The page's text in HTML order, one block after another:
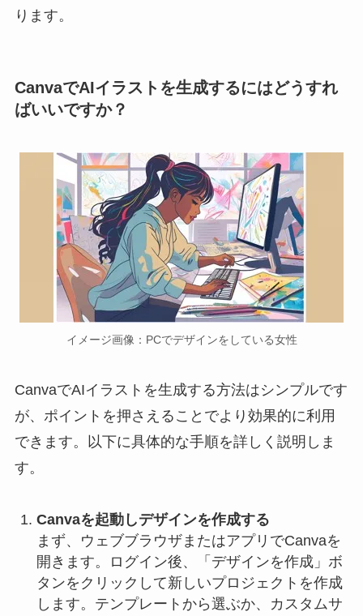
ります。
CanvaでAIイラストを生成するにはどうすれ
ばいいですか？
イメージ画像：PCでデザインをしている女性
CanvaでAIイラストを生成する方法はシンプルです
が、ポイントを押さえることでより効果的に利用
できます。以下に具体的な手順を詳しく説明しま
す。
Canvaを起動しデザインを作成する
まず、ウェブブラウザまたはアプリでCanvaを
開きます。ログイン後、「デザインを作成」ボ
タンをクリックして新しいプロジェクトを作成
します。テンプレートから選ぶか、カスタムサ